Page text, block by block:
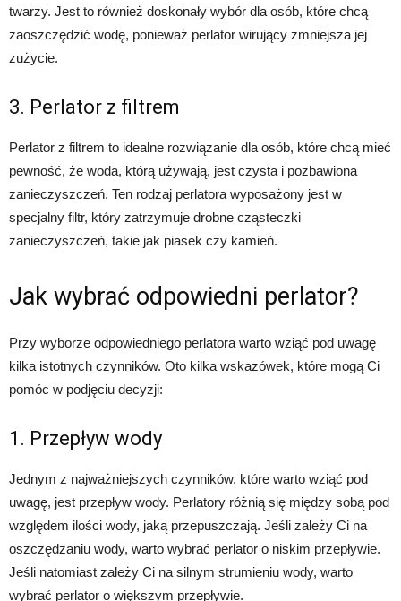
twarzy. Jest to również doskonały wybór dla osób, które chcą
zaoszczędzić wodę, ponieważ perlator wirujący zmniejsza jej
zużycie.
3. Perlator z filtrem
Perlator z filtrem to idealne rozwiązanie dla osób, które chcą mieć
pewność, że woda, którą używają, jest czysta i pozbawiona
zanieczyszczeń. Ten rodzaj perlatora wyposażony jest w
specjalny filtr, który zatrzymuje drobne cząsteczki
zanieczyszczeń, takie jak piasek czy kamień.
Jak wybrać odpowiedni perlator?
Przy wyborze odpowiedniego perlatora warto wziąć pod uwagę
kilka istotnych czynników. Oto kilka wskazówek, które mogą Ci
pomóc w podjęciu decyzji:
1. Przepływ wody
Jednym z najważniejszych czynników, które warto wziąć pod
uwagę, jest przepływ wody. Perlatory różnią się między sobą pod
względem ilości wody, jaką przepuszczają. Jeśli zależy Ci na
oszczędzaniu wody, warto wybrać perlator o niskim przepływie.
Jeśli natomiast zależy Ci na silnym strumieniu wody, warto
wybrać perlator o większym przepływie.